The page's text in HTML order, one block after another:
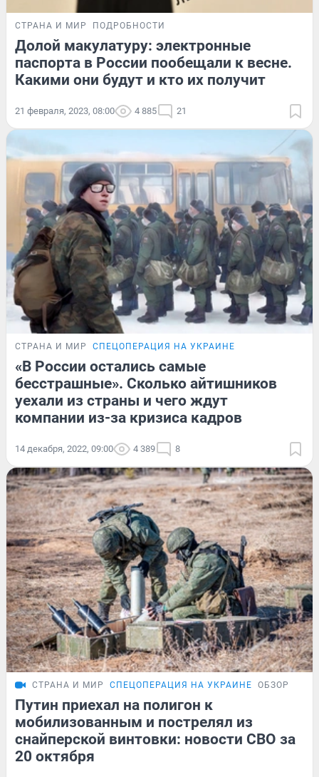
СТРАНА И МИР ПОДРОБНОСТИ
Долой макулатуру: электронные
паспорта в России пообещали к весне.
Какими они будут и кто их получит
21 февраля, 2023, 08:00 4 885 21
СТРАНА И МИР СПЕЦОПЕРАЦИЯ НА УКРАИНЕ
«В России остались самые
бесстрашные». Сколько айтишников
уехали из страны и чего ждут
компании из-за кризиса кадров
14 декабря, 2022, 09:00 4 389 8
СТРАНА И МИР СПЕЦОПЕРАЦИЯ НА УКРАИНЕ ОБЗОР
Путин приехал на полигон к
мобилизованным и пострелял из
снайперской винтовки: новости СВО за
20 октября